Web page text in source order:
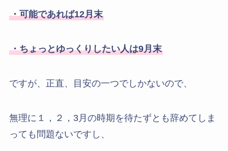
・可能であれば12月末
・ちょっとゆっくりしたい人は9月末
ですが、正直、目安の一つでしかないので、
無理に１，２，3月の時期を待たずとも辞めてしま
っても問題ないですし、